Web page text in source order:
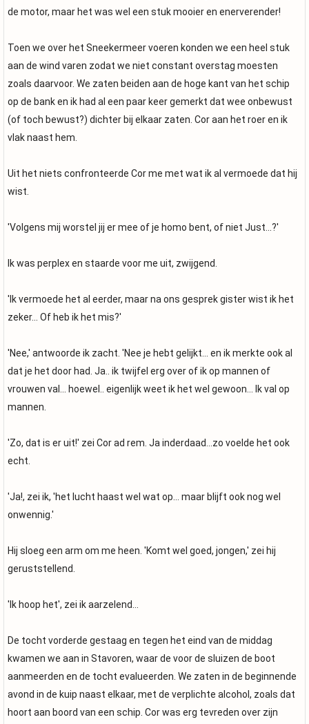
de motor, maar het was wel een stuk mooier en enerverender!
Toen we over het Sneekermeer voeren konden we een heel stuk
aan de wind varen zodat we niet constant overstag moesten
zoals daarvoor. We zaten beiden aan de hoge kant van het schip
op de bank en ik had al een paar keer gemerkt dat wee onbewust
(of toch bewust?) dichter bij elkaar zaten. Cor aan het roer en ik
vlak naast hem.
Uit het niets confronteerde Cor me met wat ik al vermoede dat hij
wist.
'Volgens mij worstel jij er mee of je homo bent, of niet Just...?'
Ik was perplex en staarde voor me uit, zwijgend.
'Ik vermoede het al eerder, maar na ons gesprek gister wist ik het
zeker... Of heb ik het mis?'
'Nee,' antwoorde ik zacht. 'Nee je hebt gelijkt... en ik merkte ook al
dat je het door had. Ja.. ik twijfel erg over of ik op mannen of
vrouwen val... hoewel.. eigenlijk weet ik het wel gewoon... Ik val op
mannen.
'Zo, dat is er uit!' zei Cor ad rem. Ja inderdaad...zo voelde het ook
echt.
'Ja!, zei ik, 'het lucht haast wel wat op... maar blijft ook nog wel
onwennig.'
Hij sloeg een arm om me heen. 'Komt wel goed, jongen,' zei hij
geruststellend.
'Ik hoop het', zei ik aarzelend...
De tocht vorderde gestaag en tegen het eind van de middag
kwamen we aan in Stavoren, waar de voor de sluizen de boot
aanmeerden en de tocht evalueerden. We zaten in de beginnende
avond in de kuip naast elkaar, met de verplichte alcohol, zoals dat
hoort aan boord van een schip. Cor was erg tevreden over zijn